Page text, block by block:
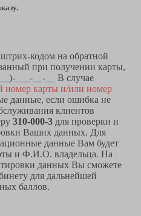
кодом на обратной
при получении карты,
___-__-__ В случае
номер карты и/или номер
данные, если ошибка не
клиентов
310-000-3 для проверки и
Ваших данных. Для
данные Вам будет
и Ф.И.О. владельца. На
данных Вы сможете
для дальнейшей
баллов.